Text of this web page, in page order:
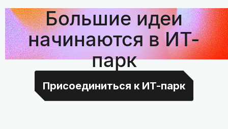
Большие идеи
начинаются в ИТ-
парк
Присоединиться к ИТ-парк